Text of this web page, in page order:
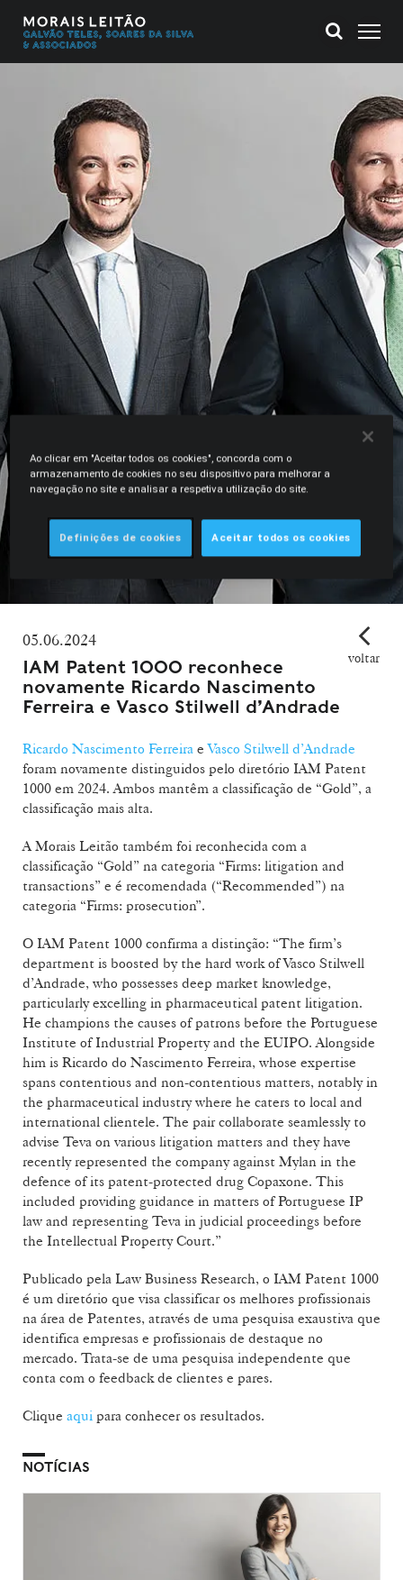
05.06.2024
IAM Patent 1000 reconhece
novamente Ricardo Nascimento
Ferreira e Vasco Stilwell d’Andrade
voltar
Ricardo Nascimento Ferreira eVasco Stilwell d’Andrade
foram novamente distinguidos pelo diretório IAM Patent
1000 em 2024. Ambos mantêm a classificação de “Gold”, a
classificação mais alta.
A Morais Leitão também foi reconhecida com a
classificação “Gold” na categoria “Firms: litigation and
transactions” e é recomendada (“Recommended”) na
categoria “Firms: prosecution”.
O IAM Patent 1000 confirma a distinção: “The firm’s
department is boosted by the hard work of Vasco Stilwell
d’Andrade, who possesses deep market knowledge,
particularly excelling in pharmaceutical patent litigation.
He champions the causes of patrons before the Portuguese
Institute of Industrial Property and the EUIPO. Alongside
him is Ricardo do Nascimento Ferreira, whose expertise
spans contentious and non-contentious matters, notably in
the pharmaceutical industry where he caters to local and
international clientele. The pair collaborate seamlessly to
advise Teva on various litigation matters and they have
recently represented the company against Mylan in the
defence of its patent-protected drug Copaxone. This
included providing guidance in matters of Portuguese IP
law and representing Teva in judicial proceedings before
the Intellectual Property Court.”
Publicado pela Law Business Research, o IAM Patent 1000
é um diretório que visa classificar os melhores profissionais
na área de Patentes, através de uma pesquisa exaustiva que
identifica empresas e profissionais de destaque no
mercado. Trata-se de uma pesquisa independente que
conta com o feedback de clientes e pares.
Clique aqui para conhecer os resultados.
NOTÍCIAS
Ao clicar em "Aceitar todos os cookies", concorda com o
armazenamento de cookies no seu dispositivo para melhorar a
navegação no site e analisar a respetiva utilização do site.
Definições de cookies Aceitar todos os cookies